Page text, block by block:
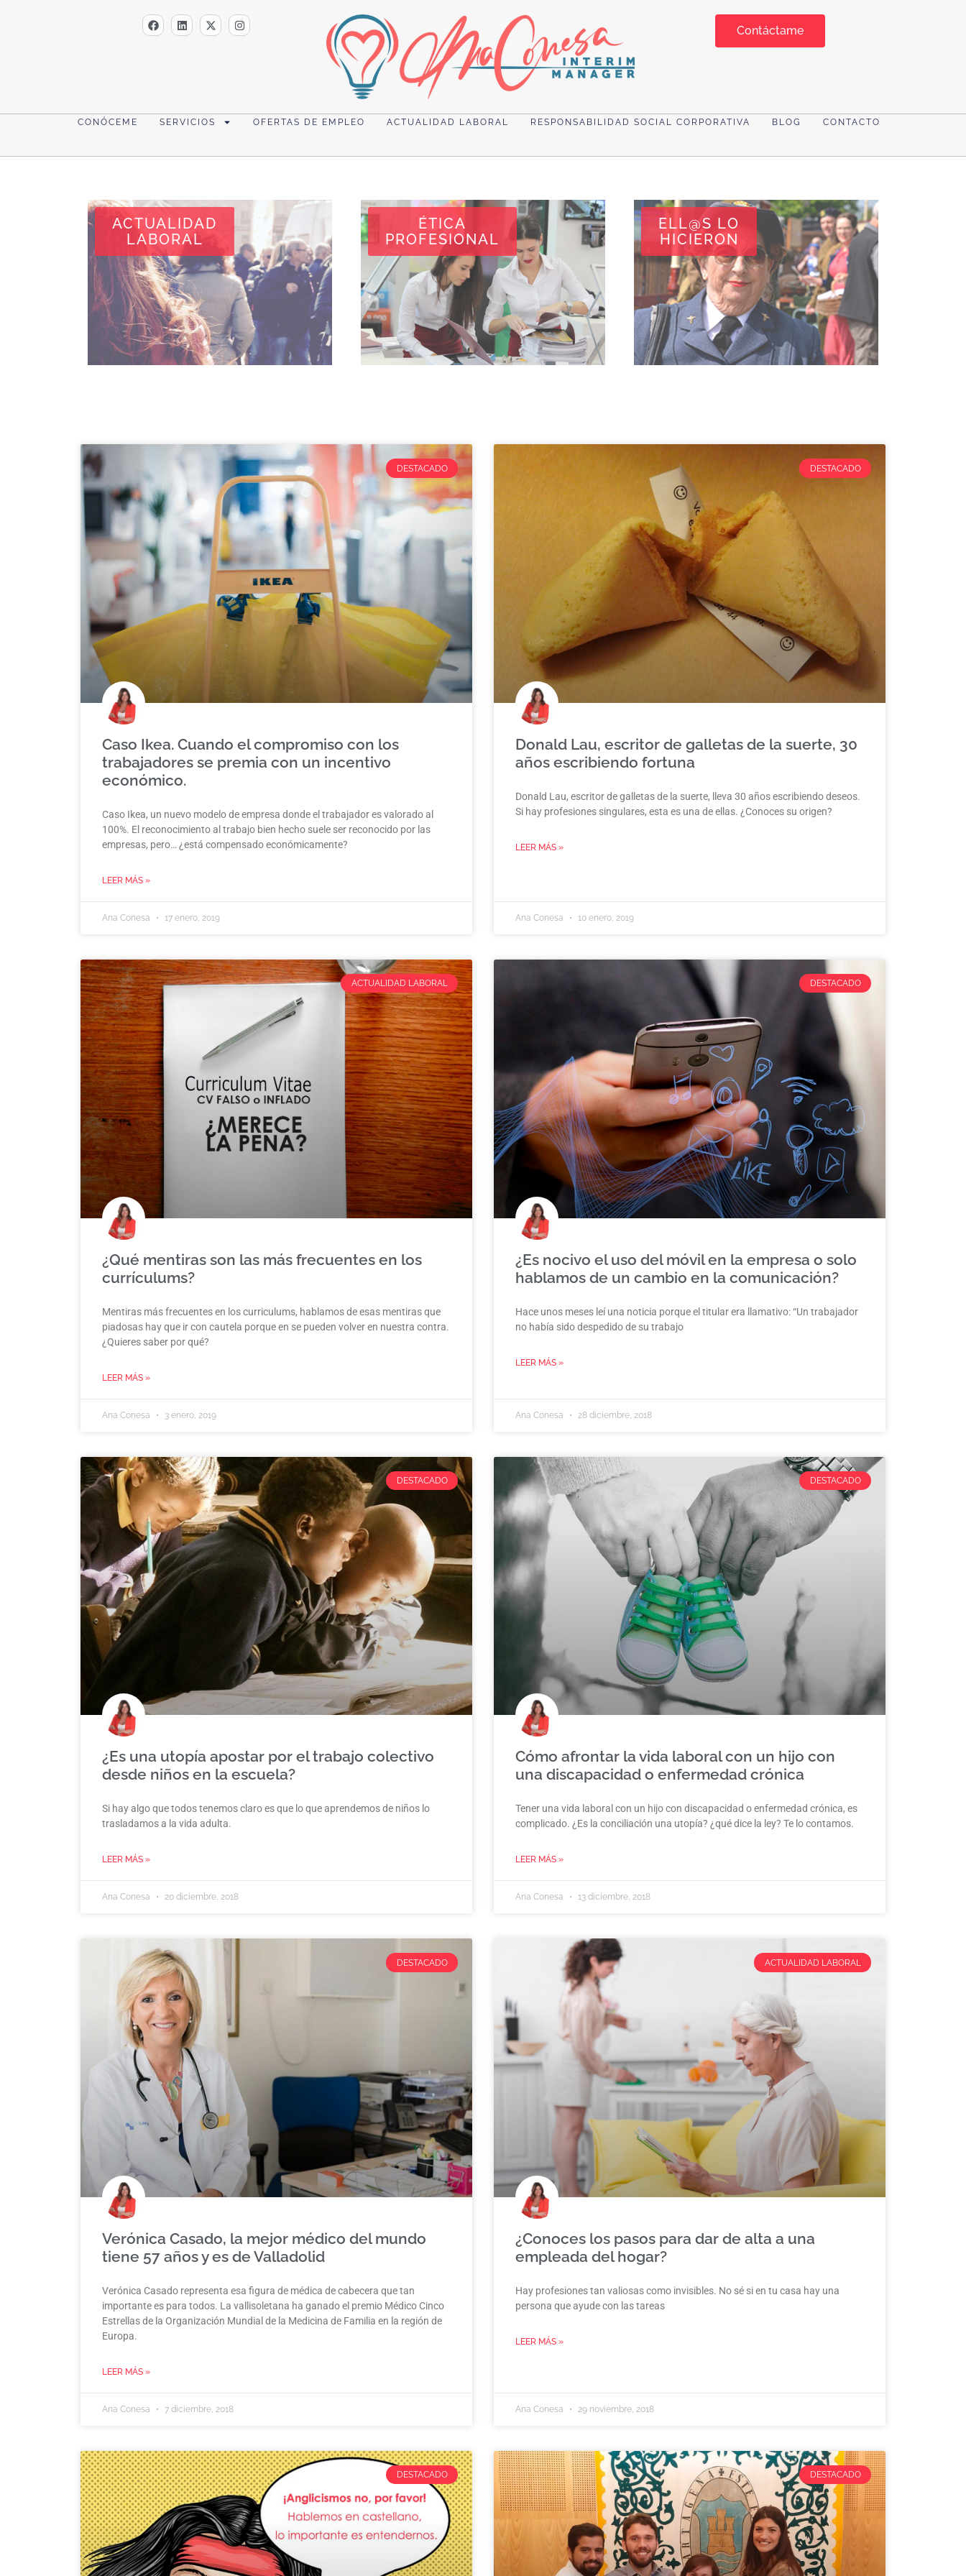
Contáctame
CONÓCEME SERVICIOS OFERTAS DE EMPLEO ACTUALIDAD LABORAL RESPONSABILIDAD SOCIAL CORPORATIVA BLOG CONTACTO
ACTUALIDAD
LABORAL
ÉTICA
PROFESIONAL
ELL@S LO
HICIERON
DESTACADO
Caso Ikea. Cuando el compromiso con los
trabajadores se premia con un incentivo
económico.
Caso Ikea, un nuevo modelo de empresa donde el trabajador es valorado al
100%. El reconocimiento al trabajo bien hecho suele ser reconocido por las
empresas, pero… ¿está compensado económicamente?
LEER MÁS »
Ana Conesa 17 enero, 2019
DESTACADO
Donald Lau, escritor de galletas de la suerte, 30
años escribiendo fortuna
Donald Lau, escritor de galletas de la suerte, lleva 30 años escribiendo deseos.
Si hay profesiones singulares, esta es una de ellas. ¿Conoces su origen?
LEER MÁS »
Ana Conesa 10 enero, 2019
ACTUALIDAD LABORAL
¿Qué mentiras son las más frecuentes en los
currículums?
Mentiras más frecuentes en los curriculums, hablamos de esas mentiras que
piadosas hay que ir con cautela porque en se pueden volver en nuestra contra.
¿Quieres saber por qué?
LEER MÁS »
Ana Conesa 3 enero, 2019
DESTACADO
¿Es nocivo el uso del móvil en la empresa o solo
hablamos de un cambio en la comunicación?
Hace unos meses leí una noticia porque el titular era llamativo: “Un trabajador
no había sido despedido de su trabajo
LEER MÁS »
Ana Conesa 28 diciembre, 2018
DESTACADO
¿Es una utopía apostar por el trabajo colectivo
desde niños en la escuela?
Si hay algo que todos tenemos claro es que lo que aprendemos de niños lo
trasladamos a la vida adulta.
LEER MÁS »
Ana Conesa 20 diciembre, 2018
DESTACADO
Cómo afrontar la vida laboral con un hijo con
una discapacidad o enfermedad crónica
Tener una vida laboral con un hijo con discapacidad o enfermedad crónica, es
complicado. ¿Es la conciliación una utopía? ¿qué dice la ley? Te lo contamos.
LEER MÁS »
Ana Conesa 13 diciembre, 2018
DESTACADO
Verónica Casado, la mejor médico del mundo
tiene 57 años y es de Valladolid
Verónica Casado representa esa figura de médica de cabecera que tan
importante es para todos. La vallisoletana ha ganado el premio Médico Cinco
Estrellas de la Organización Mundial de la Medicina de Familia en la región de
Europa.
LEER MÁS »
Ana Conesa 7 diciembre, 2018
ACTUALIDAD LABORAL
¿Conoces los pasos para dar de alta a una
empleada del hogar?
Hay profesiones tan valiosas como invisibles. No sé si en tu casa hay una
persona que ayude con las tareas
LEER MÁS »
Ana Conesa 29 noviembre, 2018
DESTACADO DESTACADO